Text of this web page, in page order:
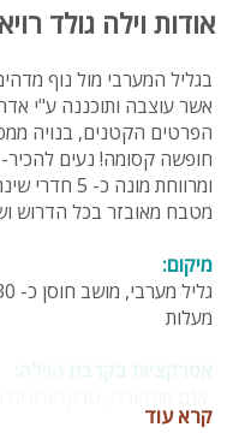
אודות וילה גולד
בגליל המערבי מול נוף
אשר עוצבה ותוכננה ע"י
הפרטים הקטנים, בנויה
חופשה קסומה! נעים להכיר-
ומרווחת
מטבח מאובזר בכל הדרוש
מיקום:
מעלות
קרא עוד